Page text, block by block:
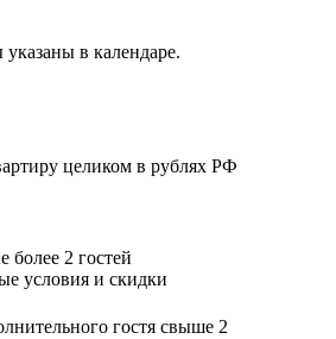
в календаре.
целиком в рублях РФ
более 2 гостей
условия и скидки
гостя свыше 2